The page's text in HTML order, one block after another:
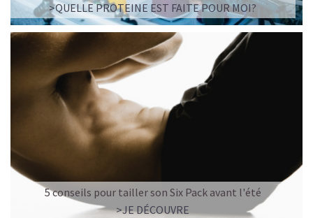
Résultat : un corps rassasié, une énergie durable, et zéro
fringale. Pour les gourmands qui veulent se faire plaisir
sans sacrifier leurs objectifs.
Découvrir le Café frappé au Caramel Protéiné
🍫 MOCHA GLACÉ PROTÉINÉ
>QUELLE PROTEINE EST FAITE POUR MOI?
5 conseils pour tailler son Six Pack avant l'été
>JE DÉCOUVRE